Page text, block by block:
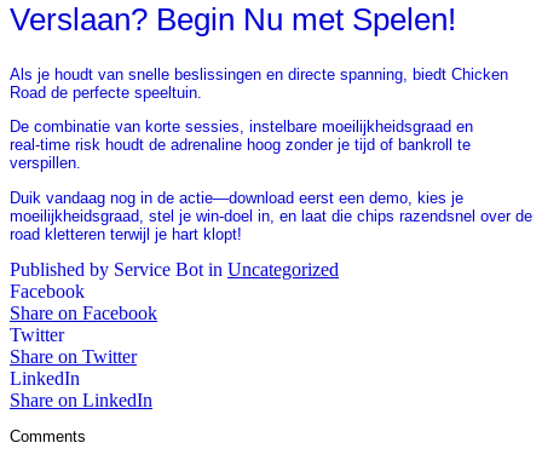
Verslaan? Begin Nu met Spelen!
Als je houdt van snelle beslissingen en directe spanning, biedt Chicken
Road de perfecte speeltuin.
De combinatie van korte sessies, instelbare moeilijkheidsgraad en
real‑time risk houdt de adrenaline hoog zonder je tijd of bankroll te
verspillen.
Duik vandaag nog in de actie—download eerst een demo, kies je
moeilijkheidsgraad, stel je win-doel in, en laat die chips razendsnel over de
road kletteren terwijl je hart klopt!
Published by Service Bot in Uncategorized
Facebook
Share on Facebook
Twitter
Share on Twitter
LinkedIn
Share on LinkedIn
Comments